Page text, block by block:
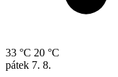
33 °C 20 °C
pátek 7. 8.